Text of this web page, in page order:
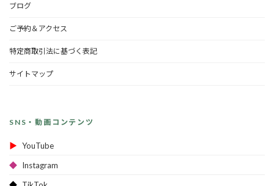
ブログ
ご予約＆アクセス
特定商取引法に基づく表記
サイトマップ
SNS・動画コンテンツ
▶ YouTube
◆ Instagram